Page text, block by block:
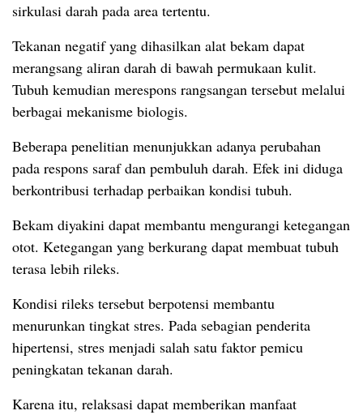
sirkulasi darah pada area tertentu.
Tekanan negatif yang dihasilkan alat bekam dapat
merangsang aliran darah di bawah permukaan kulit.
Tubuh kemudian merespons rangsangan tersebut melalui
berbagai mekanisme biologis.
Beberapa penelitian menunjukkan adanya perubahan
pada respons saraf dan pembuluh darah. Efek ini diduga
berkontribusi terhadap perbaikan kondisi tubuh.
Bekam diyakini dapat membantu mengurangi ketegangan
otot. Ketegangan yang berkurang dapat membuat tubuh
terasa lebih rileks.
Kondisi rileks tersebut berpotensi membantu
menurunkan tingkat stres. Pada sebagian penderita
hipertensi, stres menjadi salah satu faktor pemicu
peningkatan tekanan darah.
Karena itu, relaksasi dapat memberikan manfaat